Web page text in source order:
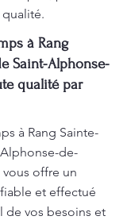
à Rang
Saint-Alphonse-
qualité par
à Rang Sainte-
de-
vous offre un
et effectué
de vos besoins et